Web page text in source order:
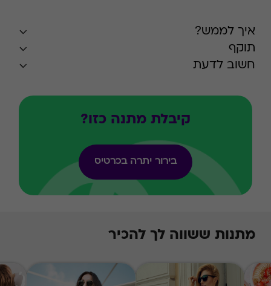
איך לממש?
תוקף
חשוב לדעת
קיבלת מתנה כזו?
בירור יתרה בכרטיס
מתנות ששווה לך להכיר